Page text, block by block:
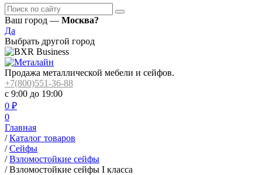
Ваш город — Москва?
Да
Выбрать другой город
Продажа металлической мебели и сейфов.
+7(800)551-36-88
с 9:00 до 19:00
0 ₽
0
Главная
/ Каталог товаров
/ Сейфы
/ Взломостойкие сейфы
/ Взломостойкие сейфы I класса